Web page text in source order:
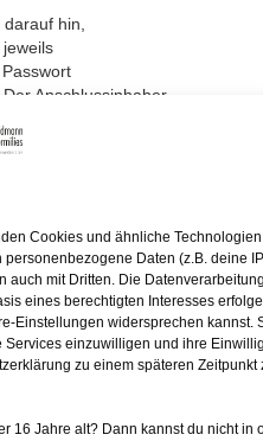
Cookies und ähnliche
personenbezogene Daten (z.B. deine
auch mit Dritten. Die
eines berechtigten Interesses
Einstellungen widersprechen kannst.
Services einzuwilligen und ihre
zu einem späteren
16 Jahre alt? Dann kannst du nicht
hin,
Anschlussinhaber
Internetanschluss
im Rahmen einer
diesem Umfang